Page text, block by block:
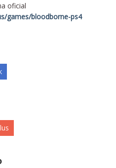
oficial
games/bloodborne-ps4